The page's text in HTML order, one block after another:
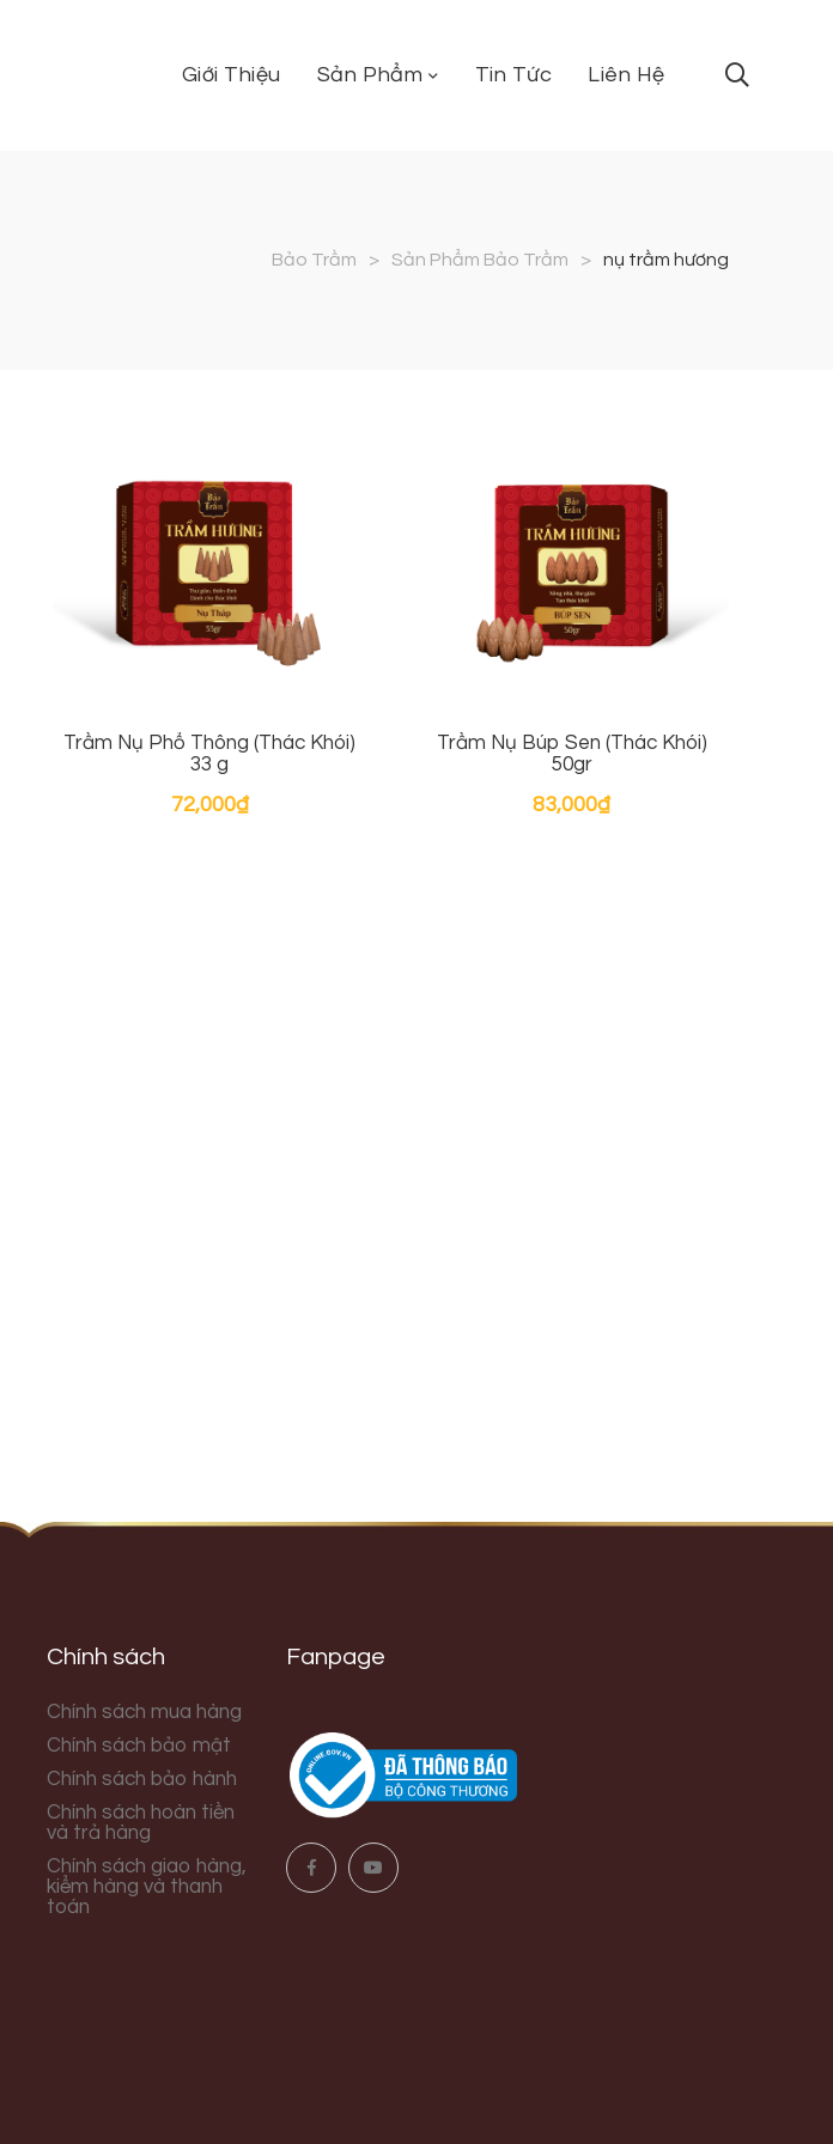
Giới Thiệu Sản Phẩm Tin Tức Liên Hệ
Bảo Trầm > Sản Phẩm Bảo Trầm > nụ trầm hương
Trầm Nụ Phổ Thông (Thác Khói)
33 g
72,000₫
Trầm Nụ Búp Sen (Thác Khói)
50gr
83,000₫
Chính sách
Chính sách mua hàng
Chính sách bảo mật
Chính sách bảo hành
Chính sách hoàn tiền
và trả hàng
Chính sách giao hàng,
kiểm hàng và thanh
toán
Fanpage